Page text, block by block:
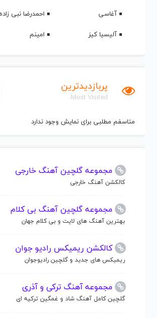
آغاسی
احمدرضا نبی زاده
آلیسیا کیز
امینم
پربازدیدترین
Most Visited
متاسفم مطلبی برای نمایش وجود ندارد
مجموعه گلچین آهنگ خارجی
کالکشن آهنگ خارجی
مجموعه گلچین آهنگ بی کلام
بهترین آهنگ های لایت و بی کلام جهان
کالکشن ریمیکس رادیو جوان
ریمیکس های جدید و گلچین رادیوجوان
مجموعه آهنگ ترکی و آذری
گلچین کامل آهنگ شاد و غمگین ترکیه ای